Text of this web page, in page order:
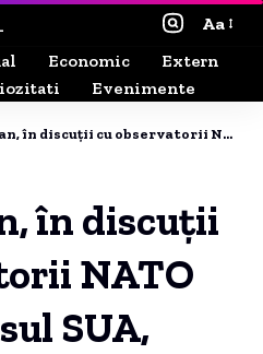
Aa
Economic
Extern
Evenimente
SUA, despre securitatea la Marea Neagră; Trump vorbește în Turcia: „Poate ne retragem complet din Europa. Dacă Summit-ul nu era la Ankara, nu veneam”
în discuții
NATO
SUA,